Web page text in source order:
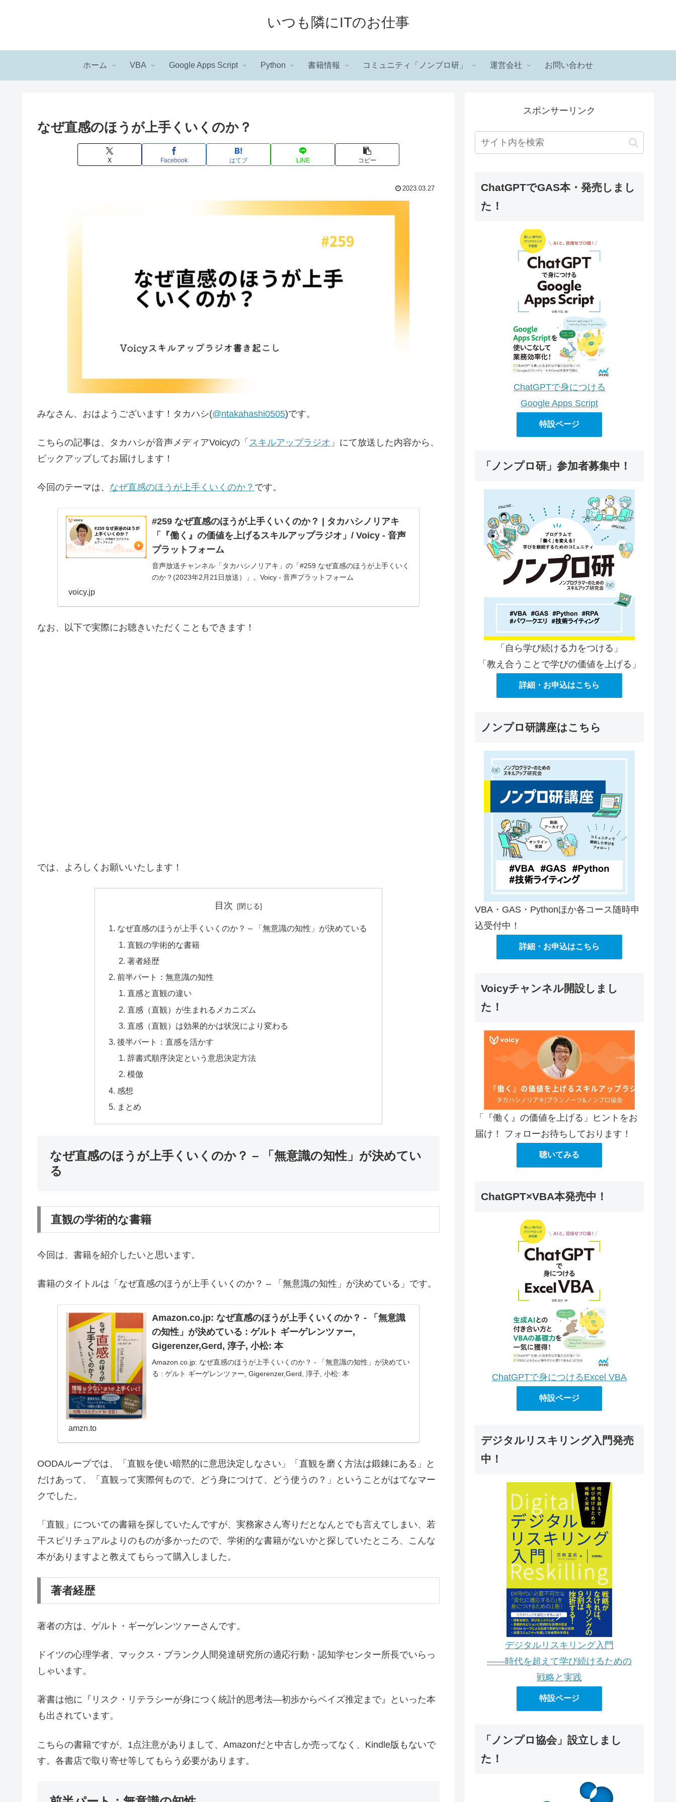
いつも隣にITのお仕事
ホーム VBA Google Apps Script Python 書籍情報 コミュニティ「ノンプロ研」 運営会社 お問い合わせ
なぜ直感のほうが上手くいくのか？
X Facebook はてブ LINE コピー
2023.03.27
みなさん、おはようございます！タカハシ(@ntakahashi0505)です。
こちらの記事は、タカハシが音声メディアVoicyの「 スキルアップラジオ 」にて放送した内容から、
ピックアップしてお届けします！
今回のテーマは、 なぜ直感のほうが上手くいくのか？ です。
#259 なぜ直感のほうが上手くいくのか？ | タカハシノリアキ
「『働く』の価値を上げるスキルアップラジオ」/ Voicy - 音声
プラットフォーム
音声放送チャンネル「タカハシノリアキ」の「#259 なぜ直感のほうが上手くいく
のか？(2023年2月21日放送）」。Voicy - 音声プラットフォーム
voicy.jp
なお、以下で実際にお聴きいただくこともできます！
では、よろしくお願いいたします！
目次
なぜ直感のほうが上手くいくのか？ – 「無意識の知性」が決めている
直観の学術的な書籍
著者経歴
前半パート：無意識の知性
直感と直観の違い
直感（直観）が生まれるメカニズム
直感（直観）は効果的かは状況により変わる
後半パート：直感を活かす
辞書式順序決定という意思決定方法
模倣
感想
まとめ
なぜ直感のほうが上手くいくのか？ – 「無意識の知性」が決めてい
る
直観の学術的な書籍
今回は、書籍を紹介したいと思います。
書籍のタイトルは「なぜ直感のほうが上手くいくのか？ – 「無意識の知性」が決めている」です。
Amazon.co.jp: なぜ直感のほうが上手くいくのか？ - 「無意識
の知性」が決めている : ゲルト ギーゲレンツァー,
Gigerenzer,Gerd, 淳子, 小松: 本
Amazon.co.jp: なぜ直感のほうが上手くいくのか？ - 「無意識の知性」が決めてい
る : ゲルト ギーゲレンツァー, Gigerenzer,Gerd, 淳子, 小松: 本
amzn.to
OODAループでは、「直観を使い暗黙的に意思決定しなさい」「直観を磨く方法は鍛錬にある」と
だけあって、「直観って実際何もので、どう身につけて、どう使うの？」ということがはてなマー
クでした。
「直観」についての書籍を探していたんですが、実務家さん寄りだとなんとでも言えてしまい、若
干スピリチュアルよりのものが多かったので、学術的な書籍がないかと探していたところ、こんな
本がありますよと教えてもらって購入しました。
著者経歴
著者の方は、ゲルト・ギーゲレンツァーさんです。
ドイツの心理学者、マックス・プランク人間発達研究所の適応行動・認知学センター所長でいらっ
しゃいます。
著書は他に『リスク・リテラシーが身につく統計的思考法―初歩からベイズ推定まで』といった本
も出されています。
こちらの書籍ですが、1点注意がありまして、Amazonだと中古しか売ってなく、Kindle版もないで
す。各書店で取り寄せ等してもらう必要があります。
スポンサーリンク
ChatGPTでGAS本・発売しまし
た！
ChatGPTで身につける
Google Apps Script
特設ページ
「ノンプロ研」参加者募集中！
「自ら学び続ける力をつける」
「教え合うことで学びの価値を上げる」
詳細・お申込はこちら
ノンプロ研講座はこちら
VBA・GAS・Pythonほか各コース随時申
込受付中！
詳細・お申込はこちら
Voicyチャンネル開設しまし
た！
「『働く』の価値を上げる」ヒントをお
届け！ フォローお待ちしております！
聴いてみる
ChatGPT×VBA本発売中！
ChatGPTで身につけるExcel VBA
特設ページ
デジタルリスキリング入門発売
中！
デジタルリスキリング入門
――時代を超えて学び続けるための
戦略と実践
特設ページ
「ノンプロ協会」設立しまし
た！